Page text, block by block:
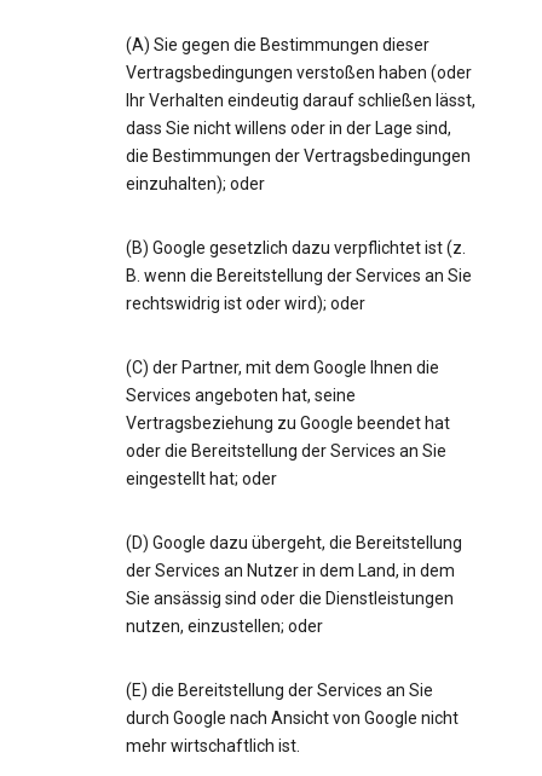
(A) Sie gegen die Bestimmungen dieser
Vertragsbedingungen verstoßen haben (oder
Ihr Verhalten eindeutig darauf schließen lässt,
dass Sie nicht willens oder in der Lage sind,
die Bestimmungen der Vertragsbedingungen
einzuhalten); oder
(B) Google gesetzlich dazu verpflichtet ist (z.
B. wenn die Bereitstellung der Services an Sie
rechtswidrig ist oder wird); oder
(C) der Partner, mit dem Google Ihnen die
Services angeboten hat, seine
Vertragsbeziehung zu Google beendet hat
oder die Bereitstellung der Services an Sie
eingestellt hat; oder
(D) Google dazu übergeht, die Bereitstellung
der Services an Nutzer in dem Land, in dem
Sie ansässig sind oder die Dienstleistungen
nutzen, einzustellen; oder
(E) die Bereitstellung der Services an Sie
durch Google nach Ansicht von Google nicht
mehr wirtschaftlich ist.